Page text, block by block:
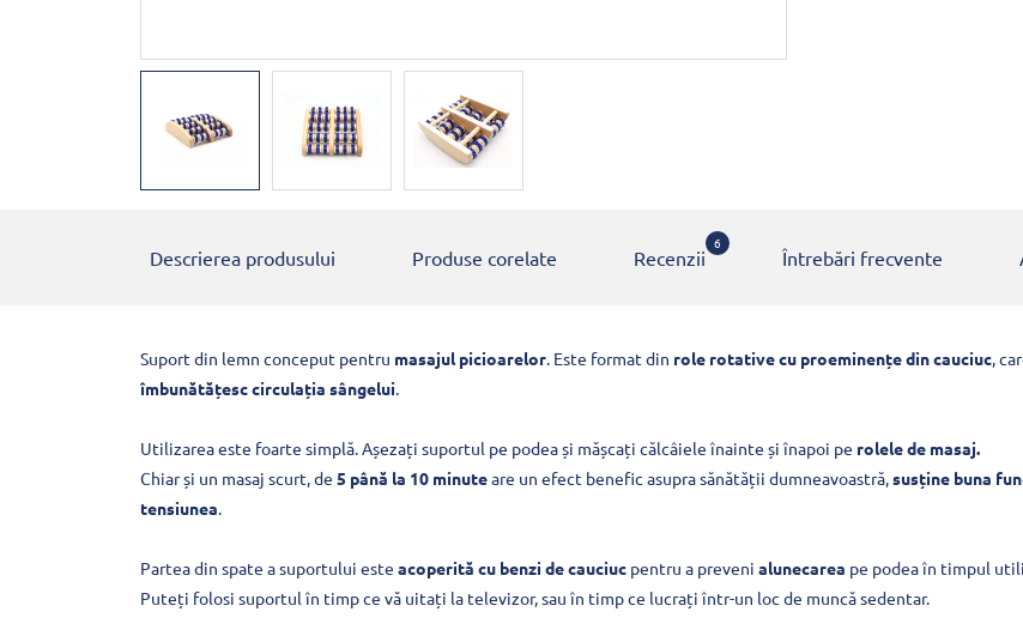
Descrierea produsului Produse corelate Recenzii
6
Întrebări frecvente
Suport din lemn conceput pentru masajul picioarelor. Este format din role rotative cu proeminențe din cauciuc,
îmbunătățesc circulația sângelui.
Utilizarea este foarte simplă. Așezați suportul pe podea și mășcați călcâiele înainte și înapoi pe rolele de masaj.
Chiar și un masaj scurt, de 5 până la 10 minuteare un efect benefic asupra sănătății dumneavoastră,susține buna
tensiunea.
Partea din spate a suportului este acoperită cu benzi de cauciuc pentru a preveni alunecarea pe podea în timpul
Puteți folosi suportul în timp ce vă uitați la televizor, sau în timp ce lucrați într-un loc de muncă sedentar.